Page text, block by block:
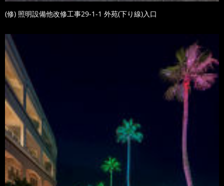
(修) 照明設備他改修工事29-1-1 外苑(下り線)入口